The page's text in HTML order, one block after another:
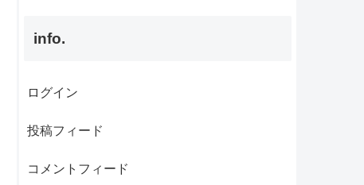
info.
ログイン
投稿フィード
コメントフィード